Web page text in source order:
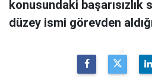
konusundaki başarısızlık
düzey ismi görevden